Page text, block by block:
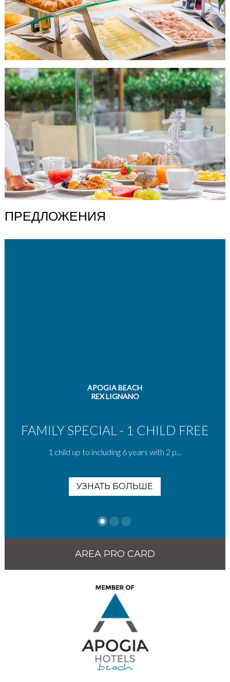
ПРЕДЛОЖЕНИЯ
APOGIA BEACH
REX LIGNANO
FAMILY SPECIAL - 1 CHILD FREE
1 child up to including 6 years with 2 p...
УЗНАТЬ БОЛЬШЕ
AREA PRO CARD